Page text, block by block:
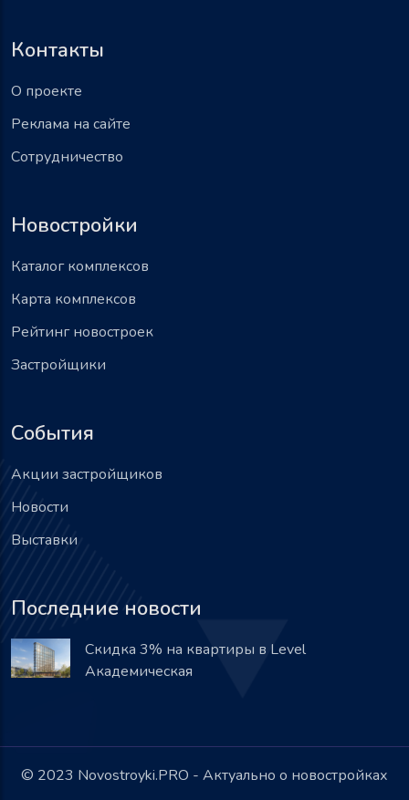
Контакты
О проекте
Реклама на сайте
Сотрудничество
Новостройки
Каталог комплексов
Карта комплексов
Рейтинг новостроек
Застройщики
События
Акции застройщиков
Новости
Выставки
Последние новости
Скидка 3% на квартиры в Level
Академическая
© 2023 Novostroyki.PRO - Актуально о новостройках